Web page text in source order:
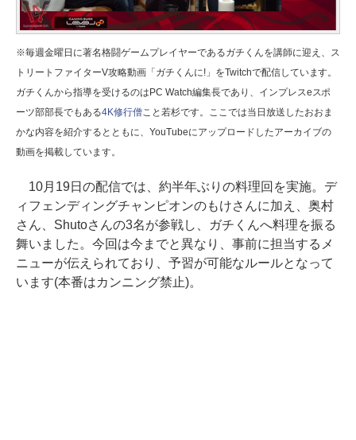
※毎週金曜日に著名格闘ゲームプレイヤーであるガチくんを講師に迎え、ス
トリートファイターV攻略動画「ガチくんに!」をTwitchで配信しています。
ガチくんから指導を受けるのはPC Watch編集長であり、インプレスeスポ
ーツ部部長でもある4K修行僧こと若杉です。ここでは当日放送したおおま
かな内容を紹介するとともに、YouTubeにアップロードしたアーカイブの
動画を掲載しています。
10月19日の配信では、約半年ぶりの料理回を実施。デ
ィフェンディングチャンピオンのもけさんに加え、奥村
さん、Shutoさんの3名が参戦し、ガチくんへ料理を振る
舞いました。今回は今までと異なり、事前に担当するメ
ニューが伝えられており、予習が可能なルールとなって
います(本番はカンニング禁止)。